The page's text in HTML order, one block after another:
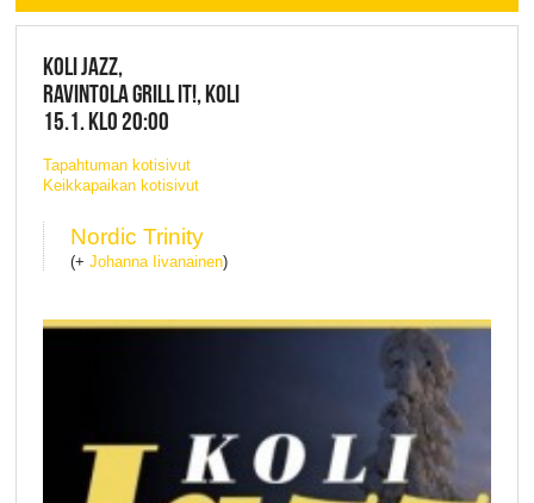
KOLI JAZZ,
RAVINTOLA GRILL IT!, KOLI
15.1. KLO 20:00
Tapahtuman kotisivut
Keikkapaikan kotisivut
Nordic Trinity
(+ Johanna Iivanainen)